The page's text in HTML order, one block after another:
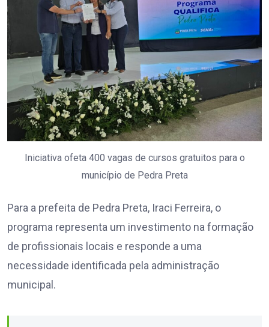
Iniciativa ofeta 400 vagas de cursos gratuitos para o
município de Pedra Preta
Para a prefeita de Pedra Preta, Iraci Ferreira, o
programa representa um investimento na formação
de profissionais locais e responde a uma
necessidade identificada pela administração
municipal.